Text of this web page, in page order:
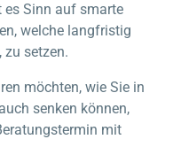
es Sinn auf smarte
welche langfristig
zu setzen.
möchten, wie Sie in
senken können,
mit